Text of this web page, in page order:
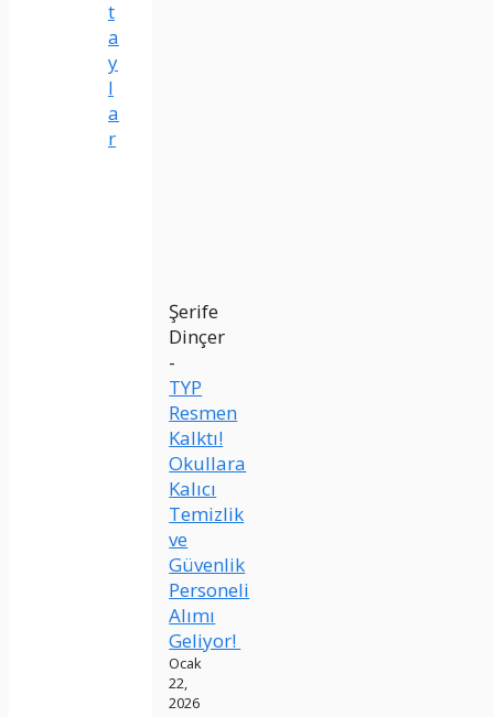
t
a
y
l
a
r
Şerife
Dinçer
-
TYP
Resmen
Kalktı!
Okullara
Kalıcı
Temizlik
ve
Güvenlik
Personeli
Alımı
Geliyor!
Ocak
22,
2026